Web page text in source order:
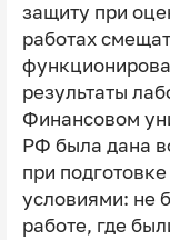
защиту при
работах
результаты
Финансовом
РФ была дана
при
условиями: не
работе, где